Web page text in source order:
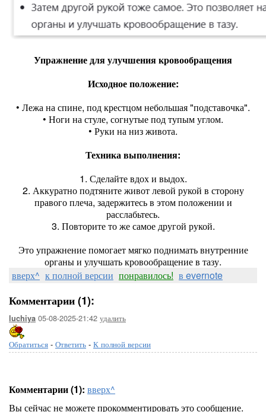
Упражнение для улучшения кровообращения
Исходное положение:
• Лежа на спине, под крестцом небольшая "подставочка".
• Ноги на стуле, согнутые под тупым углом.
• Руки на низ живота.
Техника выполнения:
1. Сделайте вдох и выдох.
2. Аккуратно подтяните живот левой рукой в сторону
правого плеча, задержитесь в этом положении и
расслабьтесь.
3. Повторите то же самое другой рукой.
Это упражнение помогает мягко поднимать внутренние
органы и улучшать кровообращение в тазу.
вверх^ к полной версии понравилось! в evernote
Комментарии (1):
luchiya 05-08-2025-21:42 удалить
Обратиться - Ответить - К полной версии
Комментарии (1): вверх^
Вы сейчас не можете прокомментировать это сообщение.